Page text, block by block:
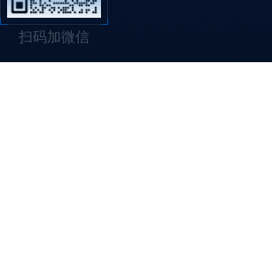
扫码加微信